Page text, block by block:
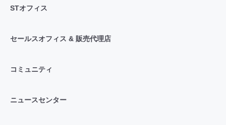
STオフィス
セールスオフィス & 販売代理店
コミュニティ
ニュースセンター